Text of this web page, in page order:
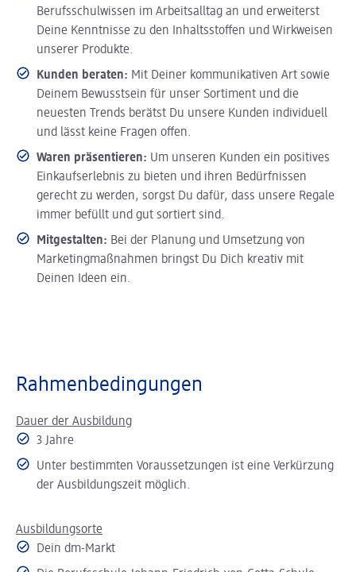
Berufsschulwissen im Arbeitsalltag an und erweiterst
Deine Kenntnisse zu den Inhaltsstoffen und Wirkweisen
unserer Produkte.
Kunden beraten: Mit Deiner kommunikativen Art sowie
Deinem Bewusstsein für unser Sortiment und die
neuesten Trends berätst Du unsere Kunden individuell
und lässt keine Fragen offen.
Waren präsentieren: Um unseren Kunden ein positives
Einkaufserlebnis zu bieten und ihren Bedürfnissen
gerecht zu werden, sorgst Du dafür, dass unsere Regale
immer befüllt und gut sortiert sind.
Mitgestalten: Bei der Planung und Umsetzung von
Marketingmaßnahmen bringst Du Dich kreativ mit
Deinen Ideen ein.
Rahmenbedingungen
Dauer der Ausbildung
3 Jahre
Unter bestimmten Voraussetzungen ist eine Verkürzung
der Ausbildungszeit möglich.
Ausbildungsorte
Dein dm-Markt